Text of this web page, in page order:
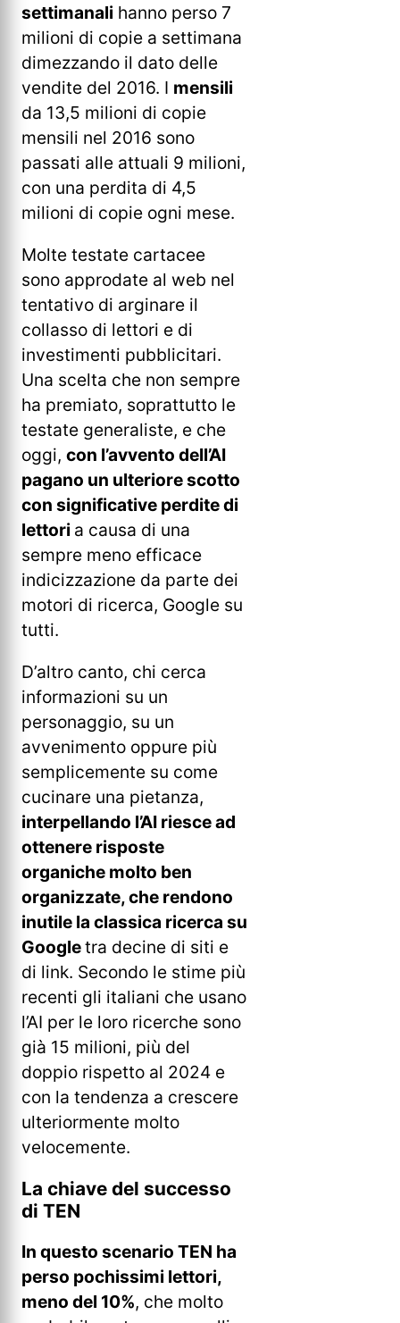
settimanali hanno perso 7
milioni di copie a settimana
dimezzando il dato delle
vendite del 2016. I mensili
da 13,5 milioni di copie
mensili nel 2016 sono
passati alle attuali 9 milioni,
con una perdita di 4,5
milioni di copie ogni mese.
Molte testate cartacee
sono approdate al web nel
tentativo di arginare il
collasso di lettori e di
investimenti pubblicitari.
Una scelta che non sempre
ha premiato, soprattutto le
testate generaliste, e che
oggi, con l’avvento dell’AI
pagano un ulteriore scotto
con significative perdite di
lettori a causa di una
sempre meno efficace
indicizzazione da parte dei
motori di ricerca, Google su
tutti.
D’altro canto, chi cerca
informazioni su un
personaggio, su un
avvenimento oppure più
semplicemente su come
cucinare una pietanza,
interpellando l’AI riesce ad
ottenere risposte
organiche molto ben
organizzate, che rendono
inutile la classica ricerca su
Googletra decine di siti e
di link. Secondo le stime più
recenti gli italiani che usano
l’AI per le loro ricerche sono
già 15 milioni, più del
doppio rispetto al 2024 e
con la tendenza a crescere
ulteriormente molto
velocemente.
La chiave del successo
di TEN
In questo scenario TEN ha
perso pochissimi lettori,
meno del 10%, che molto